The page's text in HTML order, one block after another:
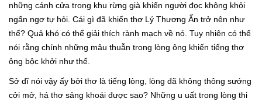
những cánh cửa trong khu rừng già khiến người đọc không khỏi
ngẩn ngơ tự hỏi. Cái gì đã khiến thơ Lý Thương Ẩn trở nên như
thế? Quả khó có thể giải thích rành mạch về nó. Tuy nhiên có thể
nói rằng chính những mâu thuẫn trong lòng ông khiến tiếng thơ
ông bộc khởi như thế.
Sở dĩ nói vậy ấy bởi thơ là tiếng lòng, lòng đã không thông sướng
cởi mở, há thơ sảng khoái được sao? Những u uất trong lòng thi